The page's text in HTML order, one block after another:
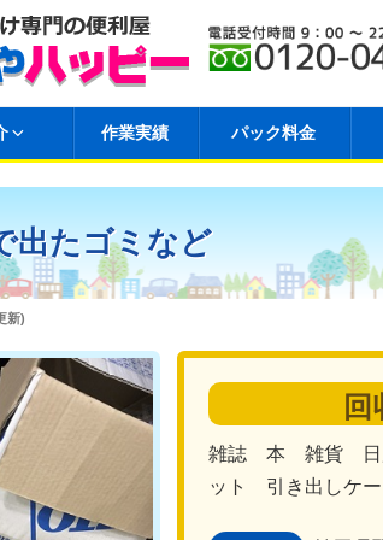
作業実績 パック料金
出たゴミなど
新)
回
雑誌 本 雑貨 日
ット 引き出しケ